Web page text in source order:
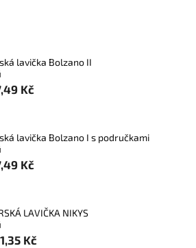
lavička Bolzano II
Kč
lavička Bolzano I s područkami
Kč
LAVIČKA NIKYS
Kč